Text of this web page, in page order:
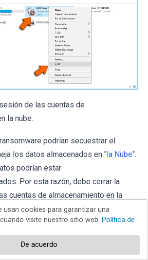
de las cuentas de
la nube.
podrían secuestrar el
los datos almacenados en "la Nube".
podrían estar
Por esta razón, debe cerrar la
cuentas de almacenamiento en la
navegadores y otro software
debe considerar desinstalar
de administración de la nube
se elimine por completo.
usan cookies para garantizar una
visite nuestro sitio web. Política de
De acuerdo